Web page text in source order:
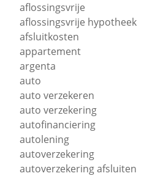
aflossingsvrije
aflossingsvrije hypotheek
afsluitkosten
appartement
argenta
auto
auto verzekeren
auto verzekering
autofinanciering
autolening
autoverzekering
autoverzekering afsluiten